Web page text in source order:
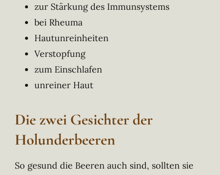
zur Stärkung des Immunsystems
bei Rheuma
Hautunreinheiten
Verstopfung
zum Einschlafen
unreiner Haut
Die zwei Gesichter der
Holunderbeeren
So gesund die Beeren auch sind, sollten sie